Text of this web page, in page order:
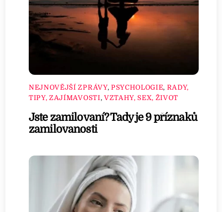
NEJNOVĚJŠÍ ZPRÁVY, PSYCHOLOGIE, RADY,
TIPY, ZAJÍMAVOSTI, VZTAHY, SEX, ŽIVOT
Jste zamilovaní? Tady je 9 příznaků
zamilovanosti